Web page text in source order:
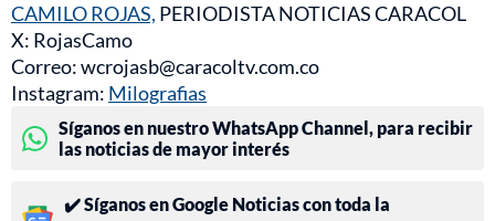
CAMILO ROJAS, PERIODISTA NOTICIAS CARACOL
X: RojasCamo
Correo: wcrojasb@caracoltv.com.co
Instagram: Milografias
Síganos en nuestro WhatsApp Channel, para recibir
las noticias de mayor interés
✔️ Síganos en Google Noticias con toda la